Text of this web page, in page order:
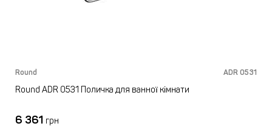
Round ADR 0531
Round ADR 0531 Поличка для ванної кімнати
6 361 грн